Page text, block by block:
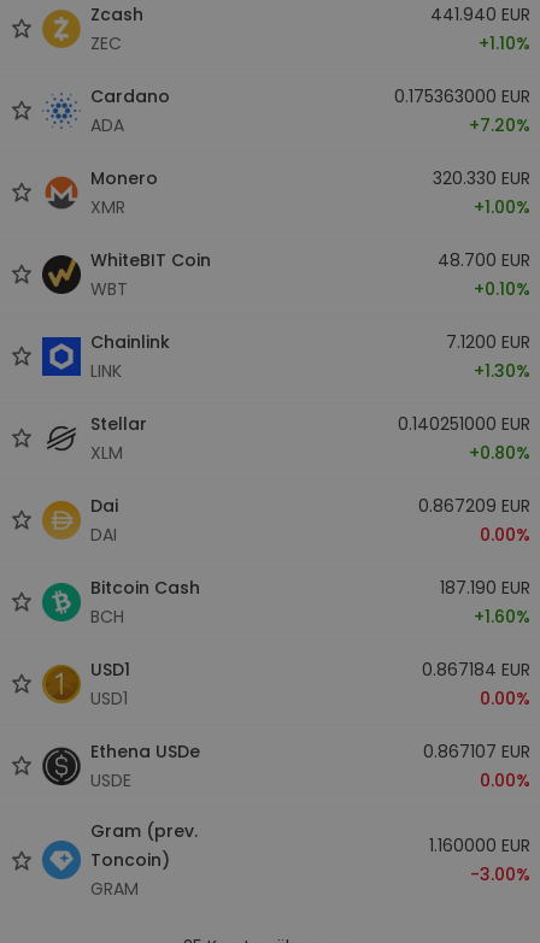
Zcash
ZEC
441.940 EUR
+1.10%
Cardano
ADA
0.175363000 EUR
+7.20%
Monero
XMR
320.330 EUR
+1.00%
WhiteBIT Coin
WBT
48.700 EUR
+0.10%
Chainlink
LINK
7.1200 EUR
+1.30%
Stellar
XLM
0.140251000 EUR
+0.80%
Dai
DAI
0.867209 EUR
0.00%
Bitcoin Cash
BCH
187.190 EUR
+1.60%
USD1
USD1
0.867184 EUR
0.00%
Ethena USDe
USDE
0.867107 EUR
0.00%
Gram (prev.
Toncoin)
GRAM
1.160000 EUR
-3.00%